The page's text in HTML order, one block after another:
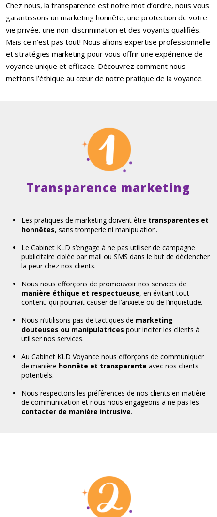
Chez nous, la transparence est notre mot d’ordre, nous vous
garantissons un marketing honnête, une protection de votre
vie privée, une non-discrimination et des voyants qualifiés.
Mais ce n’est pas tout! Nous allions expertise professionnelle
et stratégies marketing pour vous offrir une expérience de
voyance unique et efficace. Découvrez comment nous
mettons l’éthique au cœur de notre pratique de la voyance.
Transparence marketing
Les pratiques de marketing doivent être transparentes et
honnêtes, sans tromperie ni manipulation.
Le Cabinet KLD s’engage à ne pas utiliser de campagne
publicitaire ciblée par mail ou SMS dans le but de déclencher
la peur chez nos clients.
Nous nous efforçons de promouvoir nos services de
manière éthique et respectueuse, en évitant tout
contenu qui pourrait causer de l’anxiété ou de l’inquiétude.
Nous n’utilisons pas de tactiques de marketing
douteuses ou manipulatrices pour inciter les clients à
utiliser nos services.
Au Cabinet KLD Voyance nous efforçons de communiquer
de manière honnête et transparente avec nos clients
potentiels.
Nous respectons les préférences de nos clients en matière
de communication et nous nous engageons à ne pas les
contacter de manière intrusive.